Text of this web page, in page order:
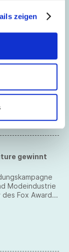
zeigen
Martina Brown
gewinnt
Modeindustrie
Fox Award